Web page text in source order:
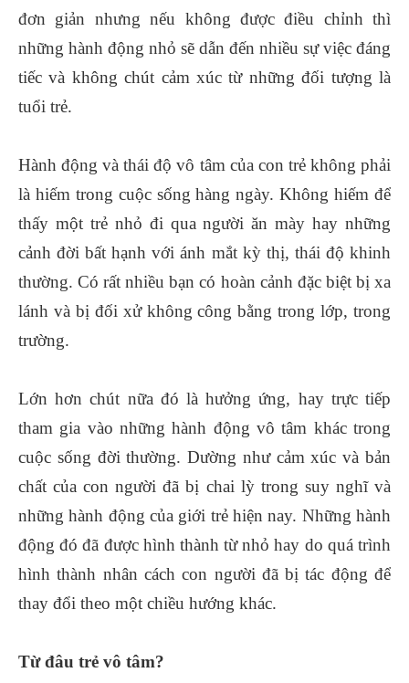
đơn giản nhưng nếu không được điều chỉnh thì
những hành động nhỏ sẽ dẫn đến nhiều sự việc đáng
tiếc và không chút cảm xúc từ những đối tượng là
tuổi trẻ.
Hành động và thái độ vô tâm của con trẻ không phải
là hiếm trong cuộc sống hàng ngày. Không hiếm để
thấy một trẻ nhỏ đi qua người ăn mày hay những
cảnh đời bất hạnh với ánh mắt kỳ thị, thái độ khinh
thường. Có rất nhiều bạn có hoàn cảnh đặc biệt bị xa
lánh và bị đối xử không công bằng trong lớp, trong
trường.
Lớn hơn chút nữa đó là hưởng ứng, hay trực tiếp
tham gia vào những hành động vô tâm khác trong
cuộc sống đời thường. Dường như cảm xúc và bản
chất của con người đã bị chai lỳ trong suy nghĩ và
những hành động của giới trẻ hiện nay. Những hành
động đó đã được hình thành từ nhỏ hay do quá trình
hình thành nhân cách con người đã bị tác động để
thay đổi theo một chiều hướng khác.
Từ đâu trẻ vô tâm?